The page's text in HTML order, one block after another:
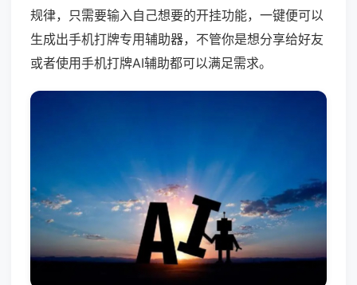
规律，只需要输入自己想要的开挂功能，一键便可以
生成出手机打牌专用辅助器，不管你是想分享给好友
或者使用手机打牌AI辅助都可以满足需求。